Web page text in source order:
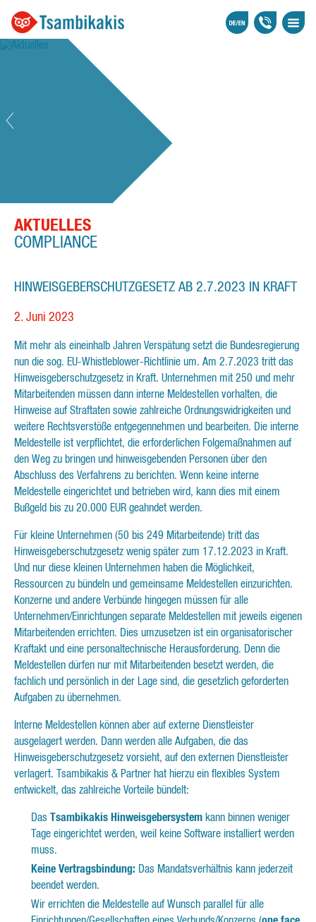
AKTUELLES
COMPLIANCE
HINWEISGEBERSCHUTZGESETZ AB 2.7.2023 IN KRAFT
2. Juni 2023
Mit mehr als eineinhalb Jahren Verspätung setzt die Bundesregierung
nun die sog. EU-Whistleblower-Richtlinie um. Am 2.7.2023 tritt das
Hinweisgeberschutzgesetz in Kraft. Unternehmen mit 250 und mehr
Mitarbeitenden müssen dann interne Meldestellen vorhalten, die
Hinweise auf Straftaten sowie zahlreiche Ordnungswidrigkeiten und
weitere Rechtsverstöße entgegennehmen und bearbeiten. Die interne
Meldestelle ist verpflichtet, die erforderlichen Folgemaßnahmen auf
den Weg zu bringen und hinweisgebenden Personen über den
Abschluss des Verfahrens zu berichten. Wenn keine interne
Meldestelle eingerichtet und betrieben wird, kann dies mit einem
Bußgeld bis zu 20.000 EUR geahndet werden.
Für kleine Unternehmen (50 bis 249 Mitarbeitende) tritt das
Hinweisgeberschutzgesetz wenig später zum 17.12.2023 in Kraft.
Und nur diese kleinen Unternehmen haben die Möglichkeit,
Ressourcen zu bündeln und gemeinsame Meldestellen einzurichten.
Konzerne und andere Verbünde hingegen müssen für alle
Unternehmen/Einrichtungen separate Meldestellen mit jeweils eigenen
Mitarbeitenden errichten. Dies umzusetzen ist ein organisatorischer
Kraftakt und eine personaltechnische Herausforderung. Denn die
Meldestellen dürfen nur mit Mitarbeitenden besetzt werden, die
fachlich und persönlich in der Lage sind, die gesetzlich geforderten
Aufgaben zu übernehmen.
Interne Meldestellen können aber auf externe Dienstleister
ausgelagert werden. Dann werden alle Aufgaben, die das
Hinweisgeberschutzgesetz vorsieht, auf den externen Dienstleister
verlagert. Tsambikakis & Partner hat hierzu ein flexibles System
entwickelt, das zahlreiche Vorteile bündelt:
Das Tsambikakis Hinweisgebersystem kann binnen weniger
Tage eingerichtet werden, weil keine Software installiert werden
muss.
Keine Vertragsbindung: Das Mandatsverhältnis kann jederzeit
beendet werden.
Wir errichten die Meldestelle auf Wunsch parallel für alle